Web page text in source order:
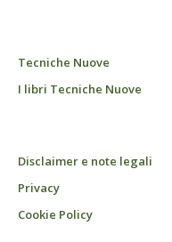
Tecniche Nuove
I libri Tecniche Nuove
Disclaimer e note legali
Privacy
Cookie Policy